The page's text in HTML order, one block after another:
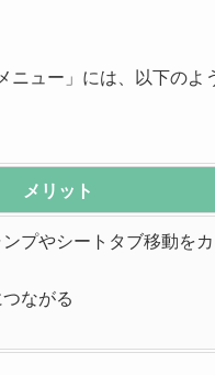
ニュー」には、以下のよ
メリット
プやシートタブ移動を
ながる